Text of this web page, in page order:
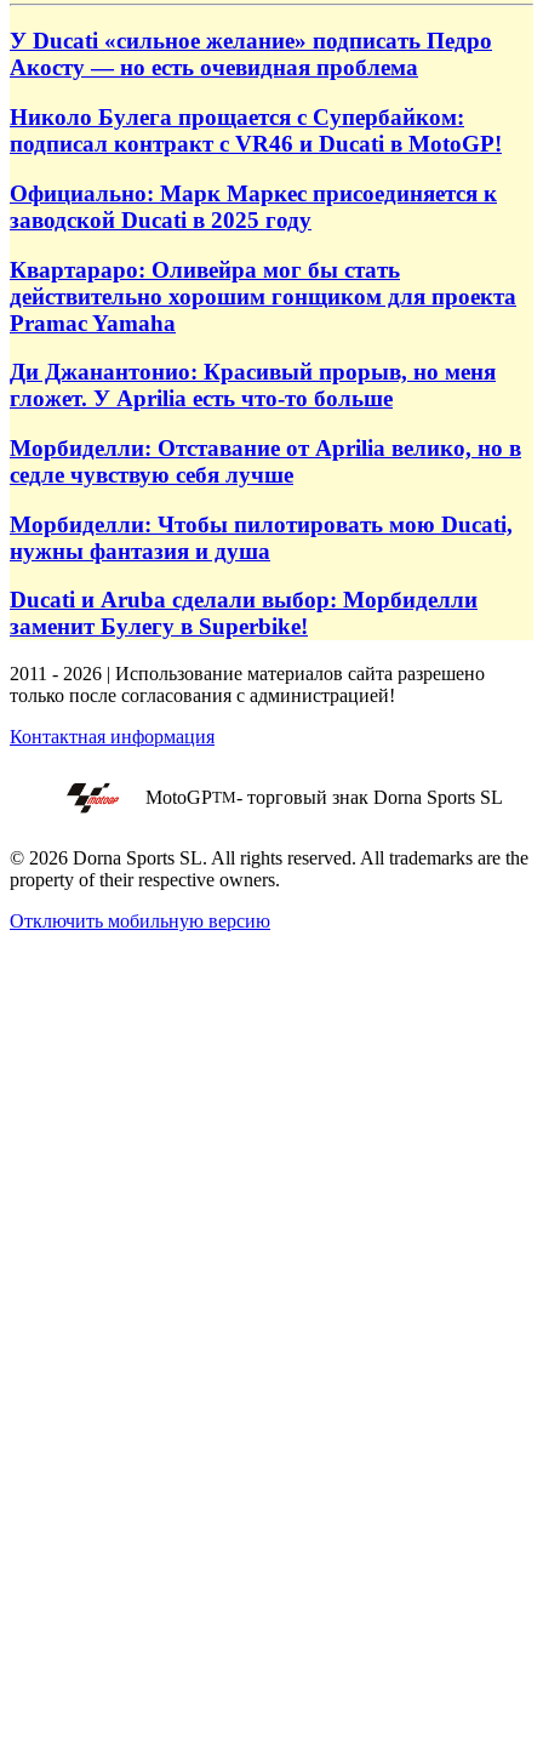
У Ducati «сильное желание» подписать Педро
Акосту — но есть очевидная проблема
Николо Булега прощается с Супербайком:
подписал контракт с VR46 и Ducati в MotoGP!
Официально: Марк Маркес присоединяется к
заводской Ducati в 2025 году
Квартараро: Оливейра мог бы стать
действительно хорошим гонщиком для проекта
Pramac Yamaha
Ди Джанантонио: Красивый прорыв, но меня
гложет. У Aprilia есть что-то больше
Морбиделли: Отставание от Aprilia велико, но в
седле чувствую себя лучше
Морбиделли: Чтобы пилотировать мою Ducati,
нужны фантазия и душа
Ducati и Aruba сделали выбор: Морбиделли
заменит Булегу в Superbike!
2011 - 2026 | Использование материалов сайта разрешено
только после согласования с администрацией!
Контактная информация
MotoGPTM- торговый знак Dorna Sports SL
© 2026 Dorna Sports SL. All rights reserved. All trademarks are the
property of their respective owners.
Отключить мобильную версию